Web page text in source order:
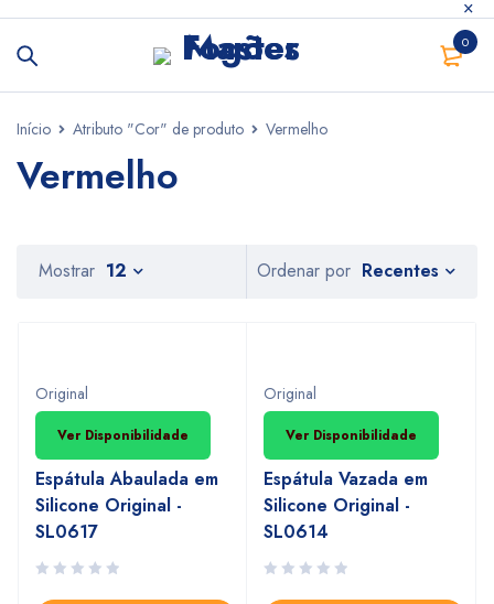
0
Início Atributo "Cor" de produto Vermelho
Vermelho
Ordenar por Recentes
Mostrar 12
Original
Ver Disponibilidade
Espátula Abaulada em
Silicone Original -
SL0617
Original
Ver Disponibilidade
Espátula Vazada em
Silicone Original -
SL0614